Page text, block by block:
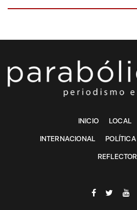
INICIO LOCAL
INTERNACIONAL POLÍTICA
REFLECTOR